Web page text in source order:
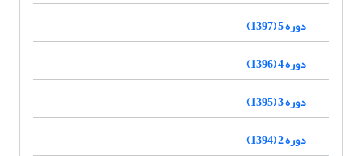
دوره 5 (1397)
دوره 4 (1396)
دوره 3 (1395)
دوره 2 (1394)